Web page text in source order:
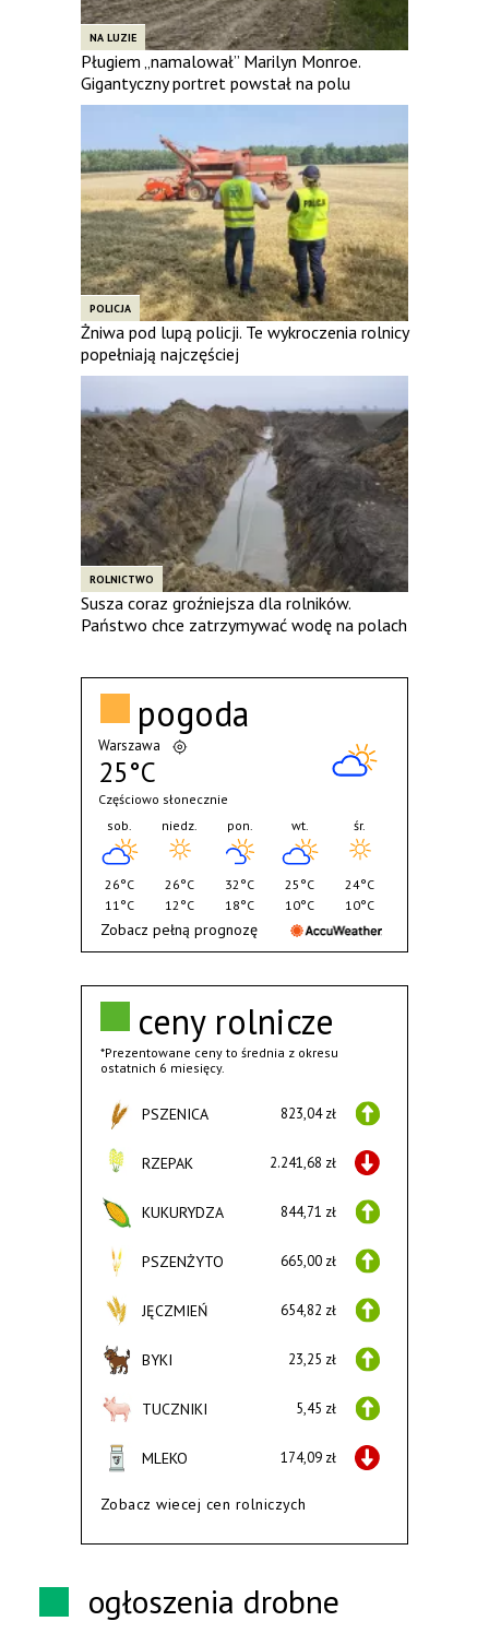
NA LUZIE
Pługiem „namalował” Marilyn Monroe.
Gigantyczny portret powstał na polu
POLICJA
Żniwa pod lupą policji. Te wykroczenia rolnicy
popełniają najczęściej
ROLNICTWO
Susza coraz groźniejsza dla rolników.
Państwo chce zatrzymywać wodę na polach
ceny rolnicze
*Prezentowane ceny to średnia z okresu
ostatnich 6 miesięcy.
PSZENICA 823,04 zł
RZEPAK 2.241,68 zł
KUKURYDZA 844,71 zł
PSZENŻYTO 665,00 zł
JĘCZMIEŃ 654,82 zł
BYKI 23,25 zł
TUCZNIKI 5,45 zł
MLEKO 174,09 zł
Zobacz wiecej cen rolniczych
pogoda
Warszawa
25°C
Częściowo słonecznie
sob.
26°C
11°C
niedz.
26°C
12°C
pon.
32°C
18°C
wt.
25°C
10°C
śr.
24°C
10°C
Zobacz pełną prognozę
ogłoszenia drobne